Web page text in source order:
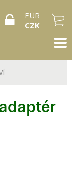
EUR
CZK